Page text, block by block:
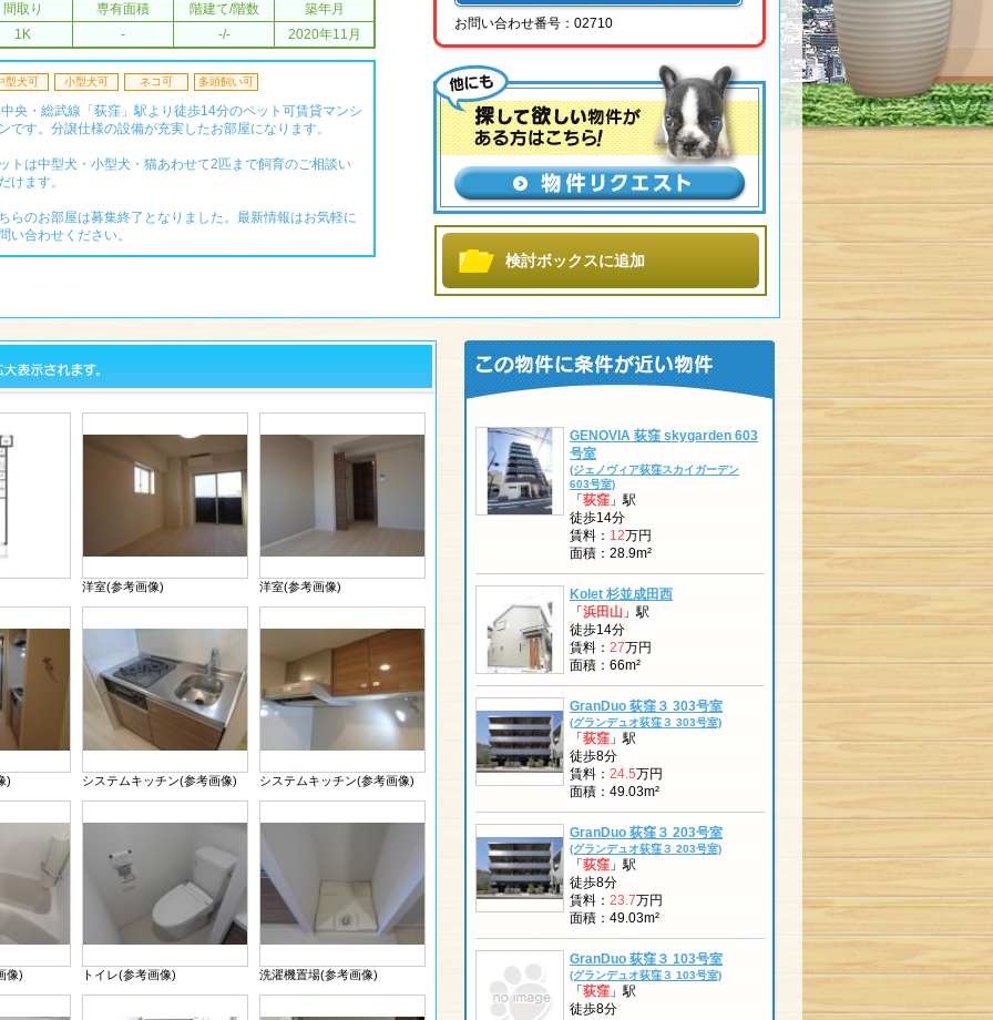
間取り 専有面積 階建て/階数
築年月
1K
- -/- 2020年11月
型犬可 小型犬可 ネコ可 多頭飼い可
央・総武線「荻窪」駅より徒歩14分のペット可賃貸マンシ
です。分譲仕様の設備が充実したお部屋になります。
トは中型犬・小型犬・猫あわせて2匹まで飼育のご相談い
けます。
らのお部屋は募集終了となりました。最新情報はお気軽に
い合わせください。
お問い合わせ番号：02710
検討ボックスに追加
洋室(参考画像) 洋室(参考画像)
) システムキッチン(参考画像) システムキッチン(参考画像)
像) トイレ(参考画像) 洗濯機置場(参考画像)
GENOVIA 荻窪 skygarden 603
号室
(ジェノヴィア荻窪スカイガーデン
603号室)
「 荻窪 」駅
徒歩14分
賃料： 12万円
面積：28.9m²
Kolet 杉並成田西
「 浜田山 」駅
徒歩14分
賃料： 27万円
面積：66m²
GranDuo 荻窪３ 303号室
(グランデュオ荻窪３ 303号室)
「 荻窪 」駅
徒歩8分
賃料： 24.5万円
面積：49.03m²
GranDuo 荻窪３ 203号室
(グランデュオ荻窪３ 203号室)
「 荻窪 」駅
徒歩8分
賃料： 23.7万円
面積：49.03m²
GranDuo 荻窪３ 103号室
(グランデュオ荻窪３ 103号室)
「 荻窪 」駅
徒歩8分